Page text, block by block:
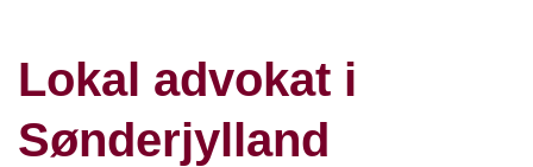
Lokal advokat i
Sønderjylland